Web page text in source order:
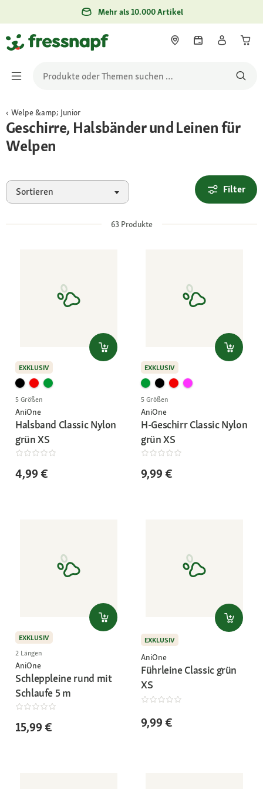
Mehr als 10.000 Artikel
Welpe &amp; Junior
Geschirre, Halsbänder und Leinen für
Welpen
Sortieren Filter
63Produkte
EXKLUSIV
5 Größen
AniOne
Halsband Classic Nylon
grün XS
4,99 €
EXKLUSIV
5 Größen
AniOne
H-Geschirr Classic Nylon
grün XS
9,99 €
EXKLUSIV
2 Längen
AniOne
Schleppleine rund mit
Schlaufe 5 m
15,99 €
EXKLUSIV
AniOne
Führleine Classic grün
XS
9,99 €